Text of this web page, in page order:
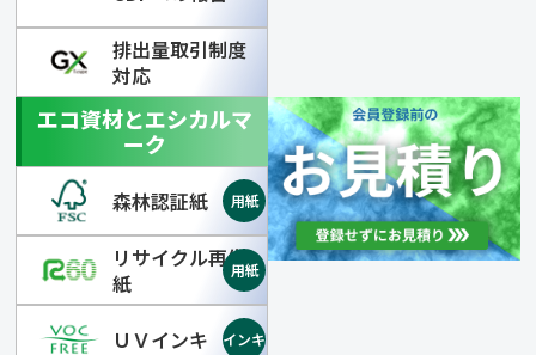
排出量取引制度
対応
エコ資材とエシカルマ
ーク
森林認証紙
リサイクル再生
紙
ＵＶインキ